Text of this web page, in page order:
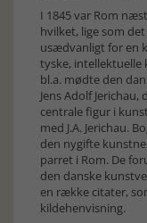
I 1845 var Rom
hvilket, lige som
usædvanligt for en
tyske, intellektuelle
bl.a. mødte den
Jens Adolf
centrale figur i
med J.A. Jerichau.
den nygifte
parret i Rom. De
den danske
en række citater,
kildehenvisning.